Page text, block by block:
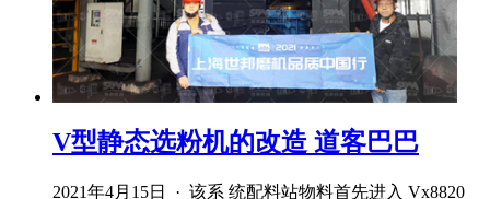
V型静态选粉机的改造 道客巴巴
2021年4月15日 · 该系 统配料站物料首先进入 Vx8820